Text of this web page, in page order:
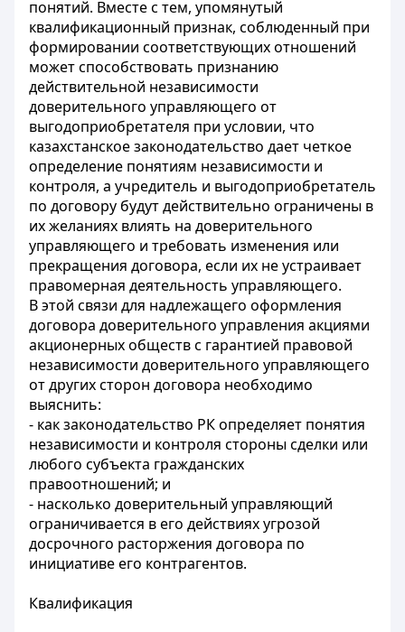
понятий. Вместе с тем, упомянутый
квалификационный признак, соблюденный при
формировании соответствующих отношений
может способствовать признанию
действительной независимости
доверительного управляющего от
выгодоприобретателя при условии, что
казахстанское законодательство дает четкое
определение понятиям независимости и
контроля, а учредитель и выгодоприобретатель
по договору будут действительно ограничены в
их желаниях влиять на доверительного
управляющего и требовать изменения или
прекращения договора, если их не устраивает
правомерная деятельность управляющего.
В этой связи для надлежащего оформления
договора доверительного управления акциями
акционерных обществ с гарантией правовой
независимости доверительного управляющего
от других сторон договора необходимо
выяснить:
- как законодательство РК определяет понятия
независимости и контроля стороны сделки или
любого субъекта гражданских
правоотношений; и
- насколько доверительный управляющий
ограничивается в его действиях угрозой
досрочного расторжения договора по
инициативе его контрагентов.
Квалификация